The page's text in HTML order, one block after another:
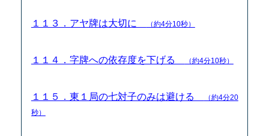
１１３．アヤ牌は大切に （約4分10秒）
１１４．字牌への依存度を下げる （約4分10秒）
１１５．東１局の七対子のみは避ける
（約4分20
秒）